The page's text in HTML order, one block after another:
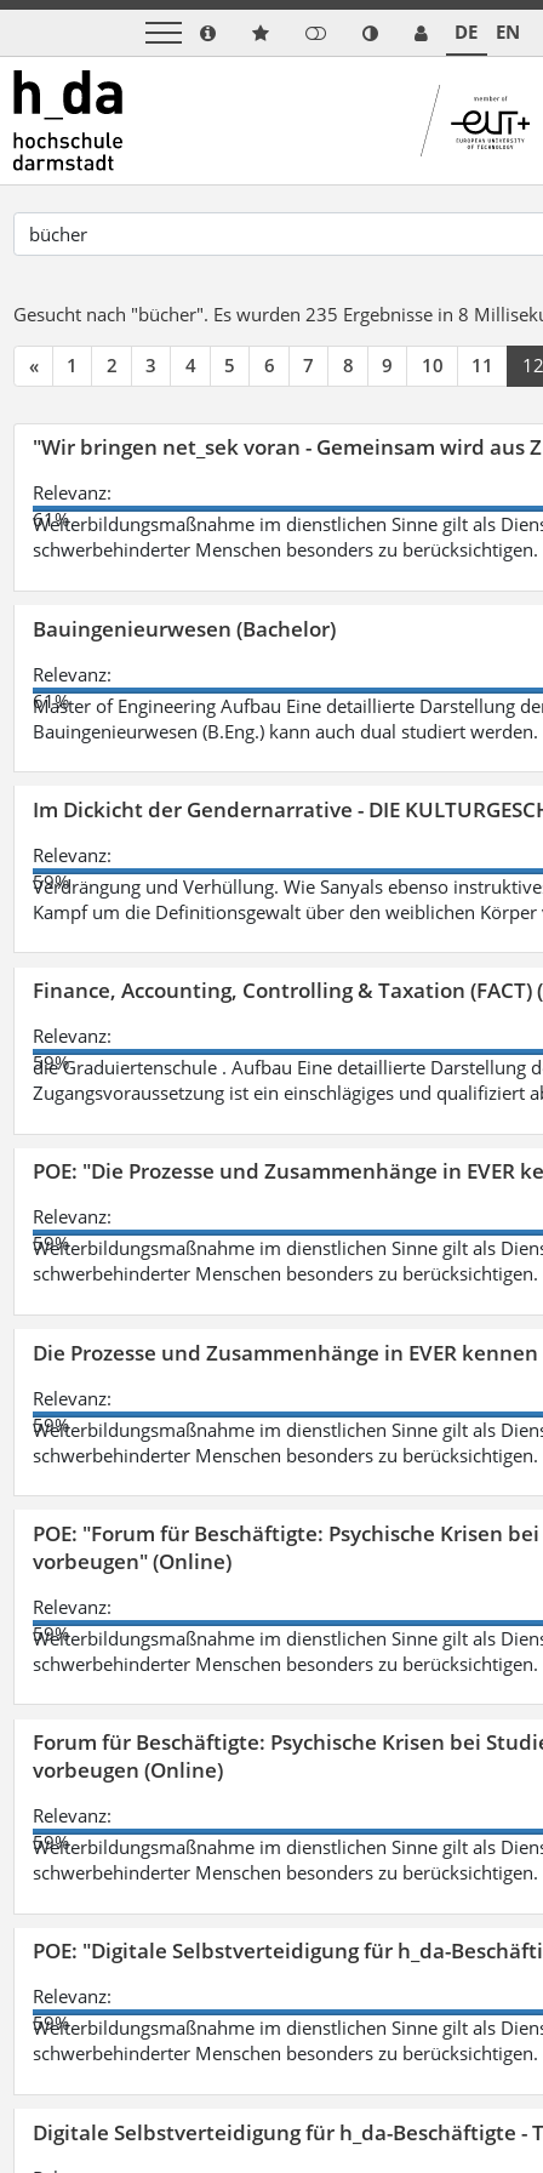
DE EN
Gesucht nach "bücher". Es wurden 235 Ergebnisse in 8
« 1 2 3 4 5 6 7 8 9 10 11 12
"Wir bringen net_sek voran - Gemeinsam wird aus
Relevanz:
61%
Weiterbildungsmaßnahme im dienstlichen Sinne gilt als
schwerbehinderter Menschen besonders zu berücksichtigen.
Bauingenieurwesen (Bachelor)
Relevanz:
61%
Master of Engineering Aufbau Eine detaillierte Darstellung
Bauingenieurwesen (B.Eng.) kann auch dual studiert
Im Dickicht der Gendernarrative - DIE
Relevanz:
59%
Verdrängung und Verhüllung. Wie Sanyals ebenso
Kampf um die Definitionsgewalt über den weiblichen
Finance, Accounting, Controlling & Taxation (FACT)
Relevanz:
59%
die Graduiertenschule . Aufbau Eine detaillierte Darstellung
Zugangsvoraussetzung ist ein einschlägiges und qualifiziert
POE: "Die Prozesse und Zusammenhänge in EVER
Relevanz:
59%
Weiterbildungsmaßnahme im dienstlichen Sinne gilt als
schwerbehinderter Menschen besonders zu berücksichtigen.
Die Prozesse und Zusammenhänge in EVER
Relevanz:
59%
Weiterbildungsmaßnahme im dienstlichen Sinne gilt als
schwerbehinderter Menschen besonders zu berücksichtigen.
POE: "Forum für Beschäftigte: Psychische Krisen
vorbeugen" (Online)
Relevanz:
59%
Weiterbildungsmaßnahme im dienstlichen Sinne gilt als
schwerbehinderter Menschen besonders zu berücksichtigen.
Forum für Beschäftigte: Psychische Krisen bei
vorbeugen (Online)
Relevanz:
59%
Weiterbildungsmaßnahme im dienstlichen Sinne gilt als
schwerbehinderter Menschen besonders zu berücksichtigen.
POE: "Digitale Selbstverteidigung für h_da-
Relevanz:
59%
Weiterbildungsmaßnahme im dienstlichen Sinne gilt als
schwerbehinderter Menschen besonders zu berücksichtigen.
Digitale Selbstverteidigung für h_da-Beschäftigte -